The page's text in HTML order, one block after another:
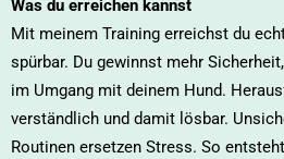
Was du erreichen kannst
Mit meinem Training erreichst du
spürbar. Du gewinnst mehr
im Umgang mit deinem Hund.
verständlich und damit lösbar.
Routinen ersetzen Stress. So